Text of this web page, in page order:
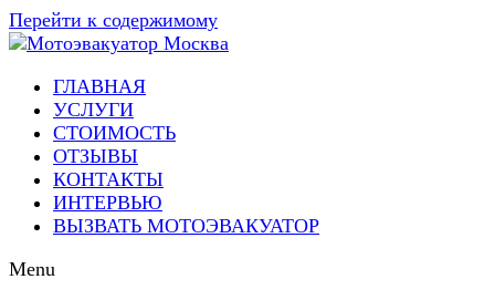
Перейти к содержимому
ГЛАВНАЯ
УСЛУГИ
СТОИМОСТЬ
ОТЗЫВЫ
КОНТАКТЫ
ИНТЕРВЬЮ
ВЫЗВАТЬ МОТОЭВАКУАТОР
Menu